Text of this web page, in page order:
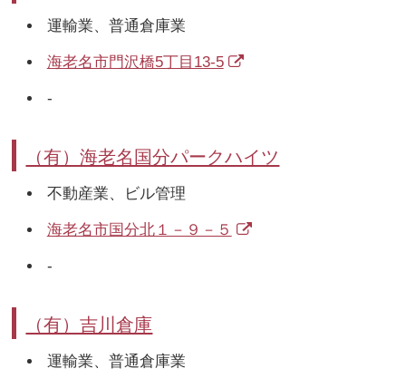
運輸業、普通倉庫業
海老名市門沢橋5丁目13-5
-
（有）海老名国分パークハイツ
不動産業、ビル管理
海老名市国分北１－９－５
-
（有）吉川倉庫
運輸業、普通倉庫業